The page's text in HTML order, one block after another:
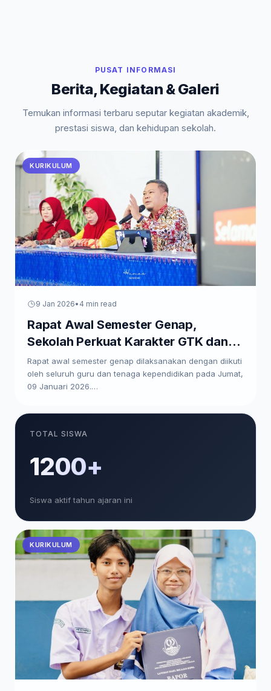
PUSAT INFORMASI
Berita, Kegiatan & Galeri
Temukan informasi terbaru seputar kegiatan akademik,
prestasi siswa, dan kehidupan sekolah.
KURIKULUM
9 Jan 2026• 4 min read
Rapat Awal Semester Genap,
Sekolah Perkuat Karakter GTK dan
Paparkan Program Kerja
Rapat awal semester genap dilaksanakan dengan diikuti
oleh seluruh guru dan tenaga kependidikan pada Jumat,
09 Januari 2026.…
TOTAL SISWA
1200+
Siswa aktif tahun ajaran ini
KURIKULUM